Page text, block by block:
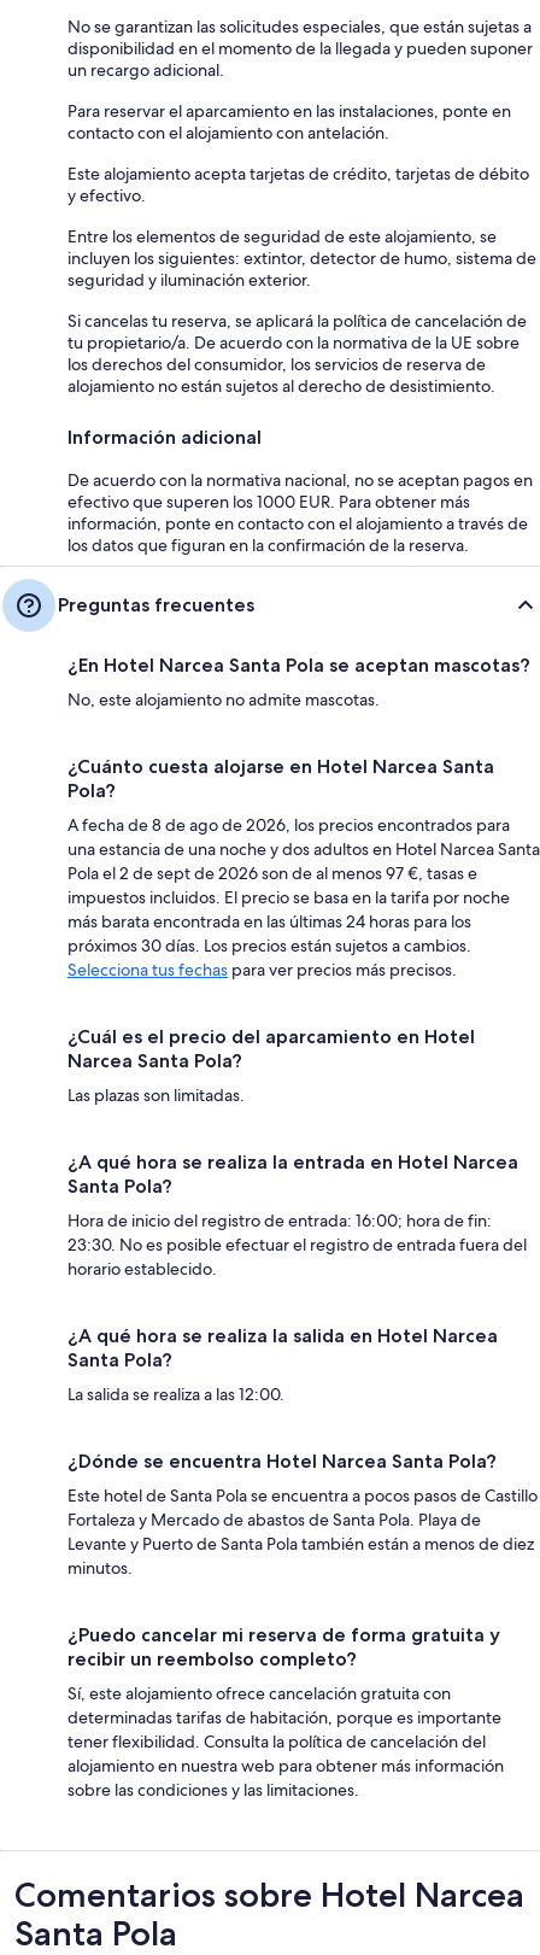
No se garantizan las solicitudes especiales, que están sujetas a
disponibilidad en el momento de la llegada y pueden suponer
un recargo adicional.
Para reservar el aparcamiento en las instalaciones, ponte en
contacto con el alojamiento con antelación.
Este alojamiento acepta tarjetas de crédito, tarjetas de débito
y efectivo.
Entre los elementos de seguridad de este alojamiento, se
incluyen los siguientes: extintor, detector de humo, sistema de
seguridad y iluminación exterior.
Si cancelas tu reserva, se aplicará la política de cancelación de
tu propietario/a. De acuerdo con la normativa de la UE sobre
los derechos del consumidor, los servicios de reserva de
alojamiento no están sujetos al derecho de desistimiento.
Información adicional
De acuerdo con la normativa nacional, no se aceptan pagos en
efectivo que superen los 1000 EUR. Para obtener más
información, ponte en contacto con el alojamiento a través de
los datos que figuran en la confirmación de la reserva.
Preguntas frecuentes
¿En Hotel Narcea Santa Pola se aceptan mascotas?
No, este alojamiento no admite mascotas.
¿Cuánto cuesta alojarse en Hotel Narcea Santa
Pola?
A fecha de 8 de ago de 2026, los precios encontrados para
una estancia de una noche y dos adultos en Hotel Narcea Santa
Pola el 2 de sept de 2026 son de al menos 97 €, tasas e
impuestos incluidos. El precio se basa en la tarifa por noche
más barata encontrada en las últimas 24 horas para los
próximos 30 días. Los precios están sujetos a cambios.
Selecciona tus fechas para ver precios más precisos.
¿Cuál es el precio del aparcamiento en Hotel
Narcea Santa Pola?
Las plazas son limitadas.
¿A qué hora se realiza la entrada en Hotel Narcea
Santa Pola?
Hora de inicio del registro de entrada: 16:00; hora de fin:
23:30. No es posible efectuar el registro de entrada fuera del
horario establecido.
¿A qué hora se realiza la salida en Hotel Narcea
Santa Pola?
La salida se realiza a las 12:00.
¿Dónde se encuentra Hotel Narcea Santa Pola?
Este hotel de Santa Pola se encuentra a pocos pasos de Castillo
Fortaleza y Mercado de abastos de Santa Pola. Playa de
Levante y Puerto de Santa Pola también están a menos de diez
minutos.
¿Puedo cancelar mi reserva de forma gratuita y
recibir un reembolso completo?
Sí, este alojamiento ofrece cancelación gratuita con
determinadas tarifas de habitación, porque es importante
tener flexibilidad. Consulta la política de cancelación del
alojamiento en nuestra web para obtener más información
sobre las condiciones y las limitaciones.
Comentarios
Comentarios sobre Hotel Narcea
Santa Pola